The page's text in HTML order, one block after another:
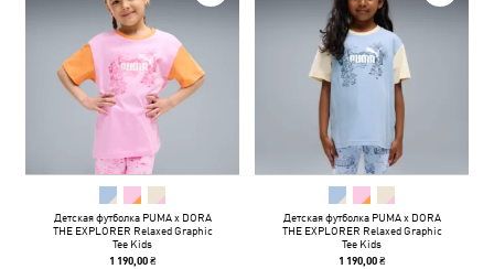
Детская футболка PUMA x DORA
THE EXPLORER Relaxed Graphic
Tee Kids
1 190,00 ₴
Детская футболка PUMA x DORA
THE EXPLORER Relaxed Graphic
Tee Kids
1 190,00 ₴